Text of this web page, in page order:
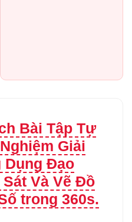
Bài Tập Tự
Giải
Dụng Đạo
Và Vẽ Đồ
trong 360s.